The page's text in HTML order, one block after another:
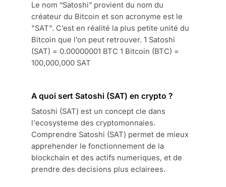
Le nom “Satoshi” provient du nom du
créateur du Bitcoin et son acronyme est le
"SAT". C’est en réalité la plus petite unité du
Bitcoin que l’on peut retrouver. 1 Satoshi
(SAT) = 0.00000001 BTC 1 Bitcoin (BTC) =
100,000,000 SAT
A quoi sert Satoshi (SAT) en crypto ?
Satoshi (SAT) est un concept cle dans
l'ecosysteme des cryptomonnaies.
Comprendre Satoshi (SAT) permet de mieux
apprehender le fonctionnement de la
blockchain et des actifs numeriques, et de
prendre des decisions plus eclairees.